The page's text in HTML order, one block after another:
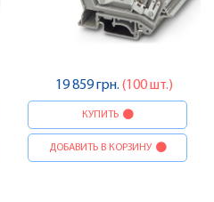
19 859 грн. (100 шт.)
КУПИТЬ
ДОБАВИТЬ В КОРЗИНУ